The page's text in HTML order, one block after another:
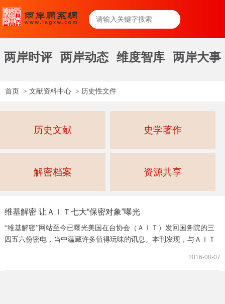
两岸时评 两岸动态 维度智库 两岸大事
首页 > 文献资料中心 > 历史性文件
历史文献 史学著作
解密档案 资源共享
维基解密 让ＡＩＴ七大“保密对象”曝光
“维基解密”网站至今已曝光美国在台协会（ＡＩＴ）发回国务院的三
四五六份密电，当中蕴藏许多值得玩味的讯息。本刊发现，与ＡＩＴ
2016-08-07